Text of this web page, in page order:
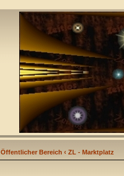
Öffentlicher Bereich ‹ ZL - Marktplatz